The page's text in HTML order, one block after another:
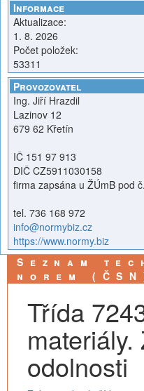
Informace
Aktualizace:
1. 8. 2026
Počet položek:
53311
Provozovatel
Ing. Jiří Hrazdil
Lazinov 12
679 62 Křetín
IČ 151 97 913
DIČ CZ5911030158
firma zapsána u ŽÚmB pod
tel. 736 168 972
info@normybiz.cz
https://www.normy.biz
Seznam
norem
Třída
odolnosti